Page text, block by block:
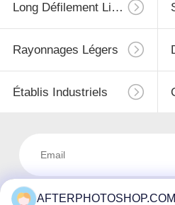
Long Défilement Ligne Par Ligne D'envergure
Rayonnages Légers
Établis Industriels
AFTERPHOTOSHOP.COM